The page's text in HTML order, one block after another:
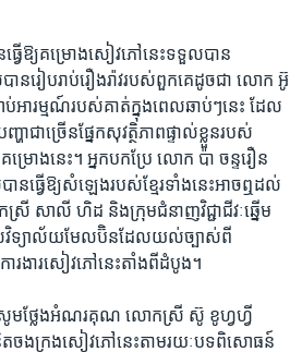
វើ​ឱ្យ​គម្រោង​សៀវភៅ​នេះ​ទទួល​បាន​
ាន​រៀបរាប់​រឿងរ៉ាវ​របស់​ពួកគេ​ដូចជា​ លោក អ៊ូ
ារម្មណ៍​របស់​គាត់​ក្នុង​ពេល​ឆាប់ៗ​នេះ​ ដែល​
ជាច្រើន​ផ្នែក​សុវត្ថិភាព​ផ្ទាល់ខ្លួន​របស់​
រោង​នេះ។ អ្នកបកប្រែ​ លោក ប៉ា ចន្ទរឿន
ធ្វើ​ឱ្យ​សំឡេង​របស់​ខ្មែរ​ទាំងនេះ​អាច​ឮ​ដល់​
រី ​សាលី ហិដ​ និង​ក្រុម​ជំនាញ​វិជ្ជាជីវៈ​ឆ្នើម​
វិទ្យាល័យ​មែលប៊ិន​ដែល​យល់​ច្បាស់​ពី​
រងារ​សៀវភៅ​នេះ​តាំងពី​ដំបូង។
សូម​ថ្លែង​អំណរ​គុណ ​លោកស្រី​ ស៊ូ ខូហ្វហ្វី​
ចង​ក្រង​សៀវភៅ​នេះ​តាម​រយៈ​បទពិសោធន៍​